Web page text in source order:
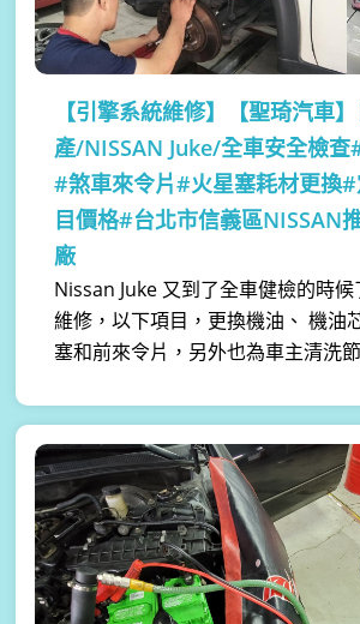
【引擎系統維修】
【聖琦汽車
產/NISSAN Juke/全車安全檢查
#煞車來令片#火星塞耗材更換
目價格#台北市信義區NISSAN
廠
Nissan Juke 又到了全車健檢的時
維修，以下項目，更換機油、 機油
塞和前來令片，另外也為車主清洗